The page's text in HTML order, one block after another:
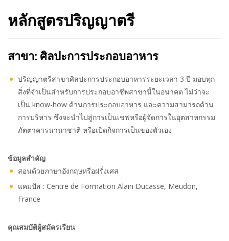
หลักสูตรปริญญาตรี
สาขา: ศิลปะการประกอบอาหาร
ปริญญาตรีสาขาศิลปะการประกอบอาหารระยะเวลา 3 ปี มอบทุก
สิ่งที่จำเป็นสำหรับการประกอบอาชีพสาขานี้ในอนาคต ไม่ว่าจะ
เป็น know-how ด้านการประกอบอาหาร และความสามารถด้าน
การบริหาร ซึ่งจะนำไปสู่การเป็นเชฟหรือผู้จัดการในอุตสาหกรรม
ภัตตาคารนานาชาติ หรือเปิดกิจการเป็นของตัวเอง
ข้อมูลสำคัญ
สอนด้วยภาษาอังกฤษหรือฝรั่งเศส
แคมปัส : Centre de Formation Alain Ducasse, Meudon,
France
คุณสมบัติผู้สมัครเรียน